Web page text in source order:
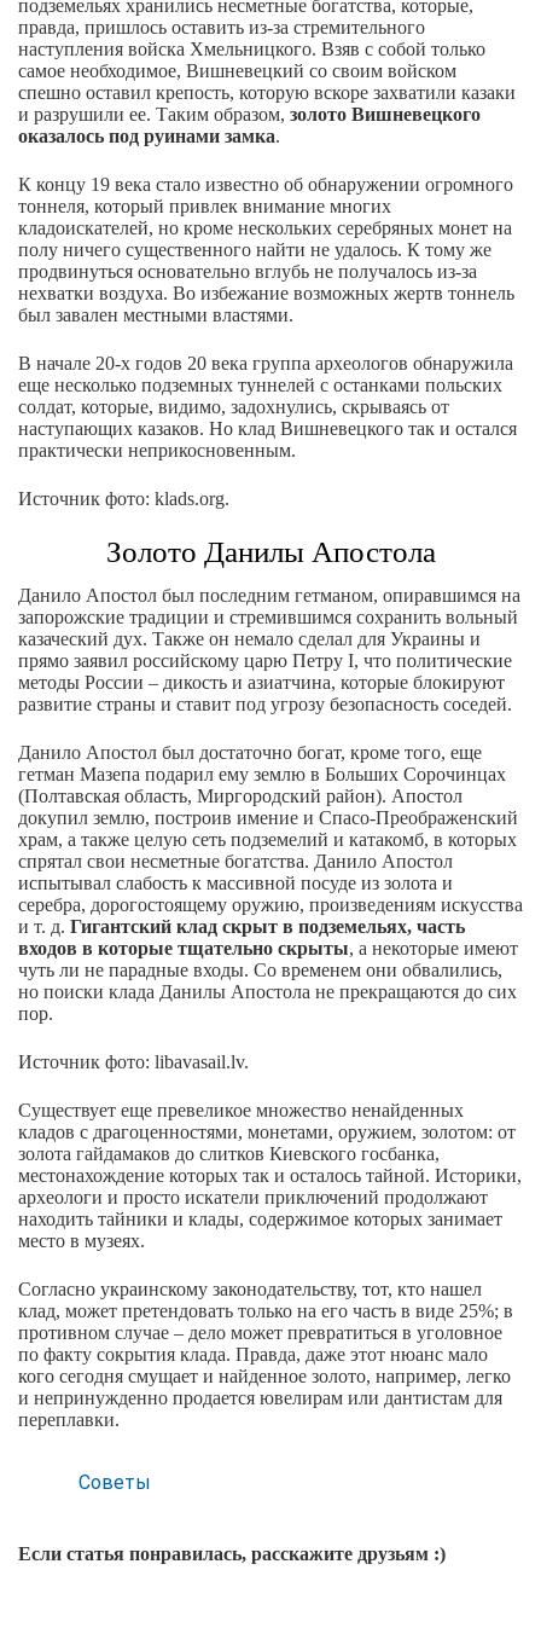
подземельях хранились несметные богатства, которые,
правда, пришлось оставить из-за стремительного
наступления войска Хмельницкого. Взяв с собой только
самое необходимое, Вишневецкий со своим войском
спешно оставил крепость, которую вскоре захватили казаки
и разрушили ее. Таким образом, золото Вишневецкого
оказалось под руинами замка.
К концу 19 века стало известно об обнаружении огромного
тоннеля, который привлек внимание многих
кладоискателей, но кроме нескольких серебряных монет на
полу ничего существенного найти не удалось. К тому же
продвинуться основательно вглубь не получалось из-за
нехватки воздуха. Во избежание возможных жертв тоннель
был завален местными властями.
В начале 20-х годов 20 века группа археологов обнаружила
еще несколько подземных туннелей с останками польских
солдат, которые, видимо, задохнулись, скрываясь от
наступающих казаков. Но клад Вишневецкого так и остался
практически неприкосновенным.
Источник фото: klads.org.
Золото Данилы Апостола
Данило Апостол был последним гетманом, опиравшимся на
запорожские традиции и стремившимся сохранить вольный
казаческий дух. Также он немало сделал для Украины и
прямо заявил российскому царю Петру I, что политические
методы России – дикость и азиатчина, которые блокируют
развитие страны и ставит под угрозу безопасность соседей.
Данило Апостол был достаточно богат, кроме того, еще
гетман Мазепа подарил ему землю в Больших Сорочинцах
(Полтавская область, Миргородский район). Апостол
докупил землю, построив имение и Спасо-Преображенский
храм, а также целую сеть подземелий и катакомб, в которых
спрятал свои несметные богатства. Данило Апостол
испытывал слабость к массивной посуде из золота и
серебра, дорогостоящему оружию, произведениям искусства
и т. д. Гигантский клад скрыт в подземельях, часть
входов в которые тщательно скрыты, а некоторые имеют
чуть ли не парадные входы. Со временем они обвалились,
но поиски клада Данилы Апостола не прекращаются до сих
пор.
Источник фото: libavasail.lv.
Существует еще превеликое множество ненайденных
кладов с драгоценностями, монетами, оружием, золотом: от
золота гайдамаков до слитков Киевского госбанка,
местонахождение которых так и осталось тайной. Историки,
археологи и просто искатели приключений продолжают
находить тайники и клады, содержимое которых занимает
место в музеях.
Согласно украинскому законодательству, тот, кто нашел
клад, может претендовать только на его часть в виде 25%; в
противном случае – дело может превратиться в уголовное
по факту сокрытия клада. Правда, даже этот нюанс мало
кого сегодня смущает и найденное золото, например, легко
и непринужденно продается ювелирам или дантистам для
переплавки.
Советы
Если статья понравилась, расскажите друзьям :)